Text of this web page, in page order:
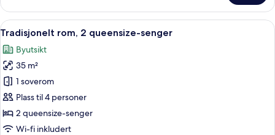
rom,
kingsize-
Åpne
alle
bildene
av
Tradisjonelt
rom,
2
queensize-
Sengetøy av topp kvalitet, dundyner
9
Tradisjonelt rom, 2 queensize-senger
Byutsikt
35 m²
1 soverom
Plass til 4 personer
2 queensize-senger
Wi-fi inkludert